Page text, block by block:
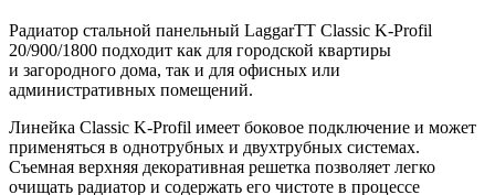
Радиатор стальной панельный LaggarTT Classic K-Profil
20/900/1800 подходит как для городской квартиры
и загородного дома, так и для офисных или
административных помещений.
Линейка Classic K-Profil имеет боковое подключение и может
применяться в однотрубных и двухтрубных системах.
Съемная верхняя декоративная решетка позволяет легко
очищать радиатор и содержать его чистоте в процессе